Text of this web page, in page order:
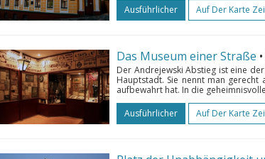
Ausführlicher
Auf Der Karte
Das Museum einer Straße
Der Andrejewski Abstieg ist eine
Hauptstadt. Sie nennt man
aufbewahrt hat. In die
Ausführlicher
Auf Der Karte